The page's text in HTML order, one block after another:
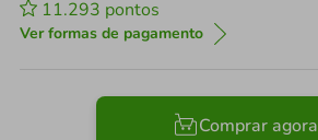
11.293 pontos
Ver formas de pagamento
Comprar agora